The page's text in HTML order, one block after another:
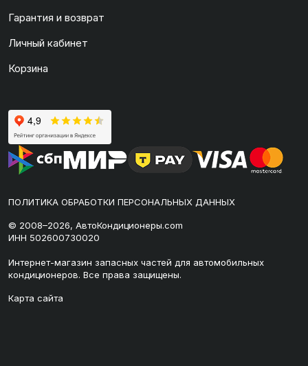
Гарантия и возврат
Личный кабинет
Корзина
ПОЛИТИКА ОБРАБОТКИ ПЕРСОНАЛЬНЫХ ДАННЫХ
© 2008–2026, АвтоКондиционеры.com
ИНН 502600730020
Интернет-магазин запасных частей для автомобильных
кондиционеров. Все права защищены.
Карта сайта